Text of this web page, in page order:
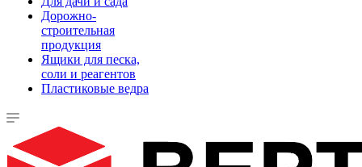
Дорожно-
строительная
продукция
Ящики для песка,
соли и реагентов
Пластиковые ведра